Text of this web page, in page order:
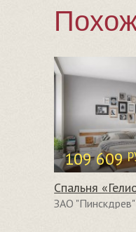
109 609
Спальня
ЗАО "Пинскдрев"